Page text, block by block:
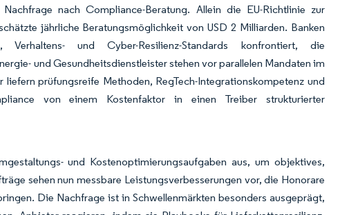
nach Compliance-Beratung. Allein die EU-Richtlinie zur
jährliche Beratungsmöglichkeit von USD 2 Milliarden. Banken
und Cyber-Resilienz-Standards konfrontiert, die
und Gesundheitsdienstleister stehen vor parallelen Mandaten im
prüfungsreife Methoden, RegTech-Integrationskompetenz und
von einem Kostenfaktor in einen Treiber strukturierter
und Kostenoptimierungsaufgaben aus, um objektives,
sehen nun messbare Leistungsverbesserungen vor, die Honorare
Die Nachfrage ist in Schwellenmärkten besonders ausgeprägt,